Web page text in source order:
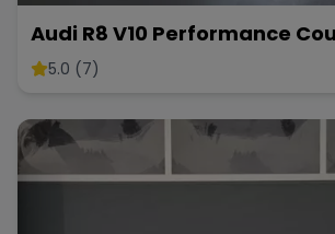
Audi R8 V10 Performance
5.0 (7)